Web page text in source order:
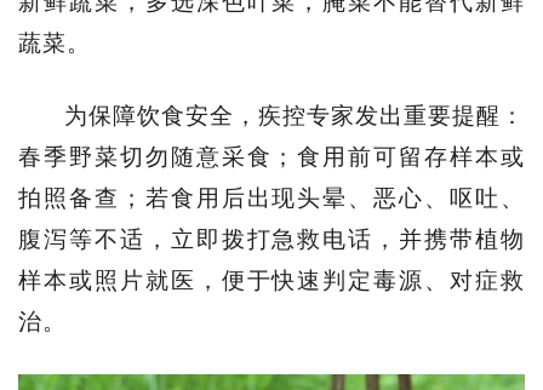
蔬菜。
为保障饮食安全，疾控专家发出重要提醒：
春季野菜切勿随意采食；食用前可留存样本或
拍照备查；若食用后出现头晕、恶心、呕吐、
腹泻等不适，立即拨打急救电话，并携带植物
样本或照片就医，便于快速判定毒源、对症救
治。